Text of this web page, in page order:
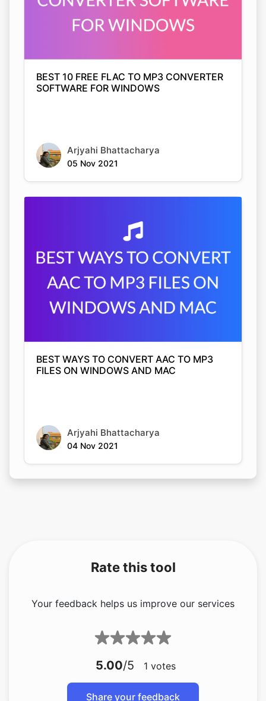
BEST 10 FREE FLAC TO MP3 CONVERTER
SOFTWARE FOR WINDOWS
Arjyahi Bhattacharya
05 Nov 2021
BEST WAYS TO CONVERT AAC TO MP3
FILES ON WINDOWS AND MAC
Arjyahi Bhattacharya
04 Nov 2021
Rate this tool
Your feedback helps us improve our services
5.00/5 1 votes
Share your feedback